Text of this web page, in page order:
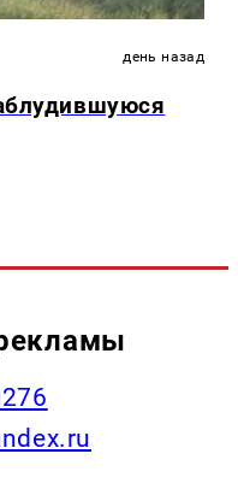
день назад